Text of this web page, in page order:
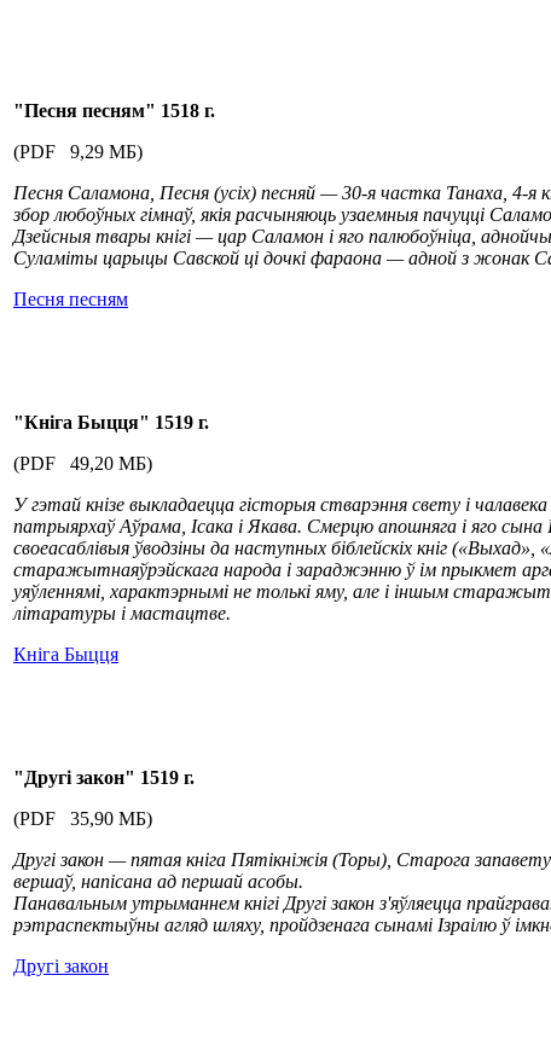
"Песня песням" 1518 г.
(PDF 9,29 МБ)
Песня Саламона, Песня (усіх) песняй — 30-я частка Танаха, 4-я
збор любоўных гімнаў, якія расчыняюць узаемныя пачуцці
Дзейсныя твары кнігі — цар Саламон і яго палюбоўніца,
Суламіты царыцы Савской ці дочкі фараона — адной з жонак
Песня песням
"Кніга Быцця" 1519 г.
(PDF 49,20 МБ)
У гэтай кнізе выкладаецца гісторыя стварэння свету і
патрыярхаў Аўрама, Ісака і Якава. Смерцю апошняга і яго сына
своеасаблівыя ўводзіны да наступных біблейскіх кніг
старажытнаяўрэйскага народа і зараджэнню ў ім прыкмет
уяўленнямі, характэрнымі не толькі яму, але і іншым
літаратуры і мастацтве.
Кніга Быцця
"Другі закон" 1519 г.
(PDF 35,90 МБ)
Другі закон — пятая кніга Пятікніжія (Торы), Старога
вершаў, напісана ад першай асобы.
Панавальным утрыманнем кнігі Другі закон з'яўляецца
рэтраспектыўны агляд шляху, пройдзенага сынамі Ізраілю ў
Другі закон